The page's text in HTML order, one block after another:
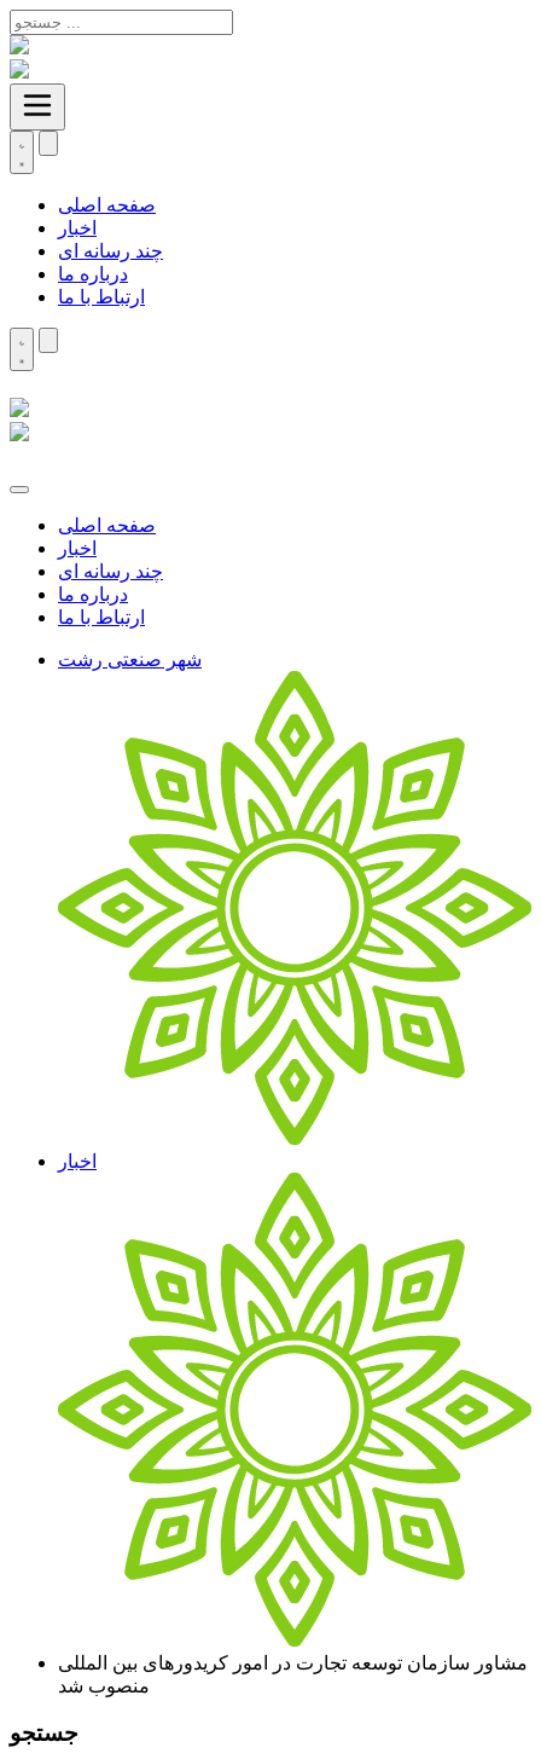
صفحه اصلی
اخبار
چند رسانه ای
درباره ما
ارتباط با ما
صفحه اصلی
اخبار
چند رسانه ای
درباره ما
ارتباط با ما
شهر صنعتی رشت
اخبار
مشاور سازمان توسعه تجارت در امور کریدورهای بین المللی
منصوب شد
جستجو